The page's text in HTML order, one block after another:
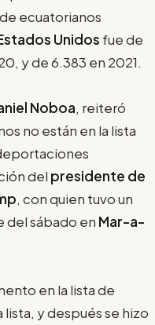
ecuatorianos
Unidos fue de
y de 6.383 en 2021.
Noboa, reiteró
no están en la lista
del presidente de
, con quien tuvo un
del sábado en Mar-a-
en la lista de
y después se hizo